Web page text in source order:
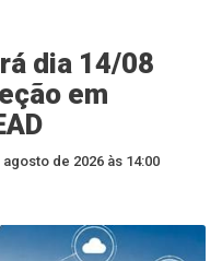
dia 14/08
em
agosto de 2026 às 14:00